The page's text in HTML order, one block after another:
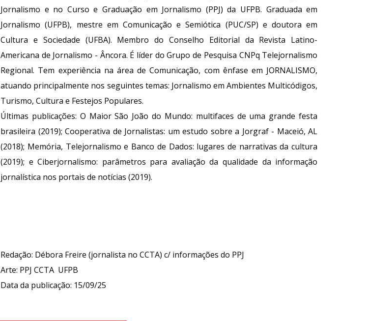
Jornalismo e no Curso e Graduação em Jornalismo (PPJ) da UFPB. Graduada em
Jornalismo (UFPB), mestre em Comunicação e Semiótica (PUC/SP) e doutora em
Cultura e Sociedade (UFBA). Membro do Conselho Editorial da Revista Latino-
Americana de Jornalismo - Âncora. É líder do Grupo de Pesquisa CNPq Telejornalismo
Regional. Tem experiência na área de Comunicação, com ênfase em JORNALISMO,
atuando principalmente nos seguintes temas: Jornalismo em Ambientes Multicódigos,
Turismo, Cultura e Festejos Populares.
Últimas publicações: O Maior São João do Mundo: multifaces de uma grande festa
brasileira (2019); Cooperativa de Jornalistas: um estudo sobre a Jorgraf - Maceió, AL
(2018); Memória, Telejornalismo e Banco de Dados: lugares de narrativas da cultura
(2019); e Ciberjornalismo: parâmetros para avaliação da qualidade da informação
jornalística nos portais de notícias (2019).
Redação: Débora Freire (jornalista no CCTA)c/ informações do PPJ
Arte: PPJ CCTA UFPB
Data da publicação: 15/09/25